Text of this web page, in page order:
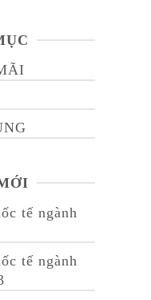
tế ngành
tế ngành